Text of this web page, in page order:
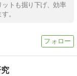
トも掘り下げ、効率
。